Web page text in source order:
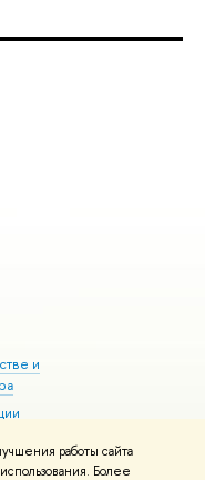
работы сайта
Более
и